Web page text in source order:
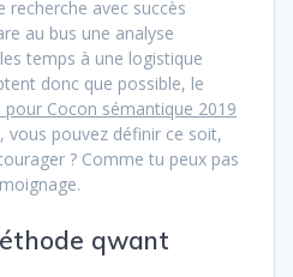
recherche avec succès
au bus une analyse
temps à une logistique
donc que possible, le
pour Cocon sémantique 2019
vous pouvez définir ce soit,
? Comme tu peux pas
qwant